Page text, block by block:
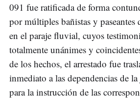
091 fue ratificada de forma
por múltiples bañistas y paseantes
en el paraje fluvial, cuyos
totalmente unánimes y
de los hechos, el arrestado fue
inmediato a las dependencias de
para la instrucción de las